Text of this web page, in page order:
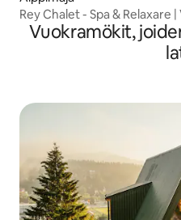
Rey Chalet - Spa & Relaxare
Vuokramökit,